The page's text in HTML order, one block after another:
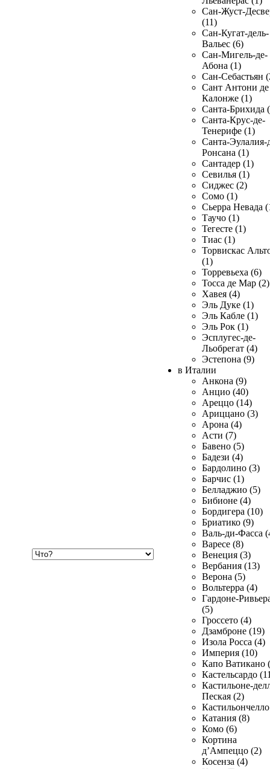
Сан-Жуст-
(11)
Сан-Кугат-дель-
Вальес (6)
Сан-Мигель-де-
Абона (1)
Сан-Себастьян
Сант Антони де
Калонже (1)
Санта-Брихида
Санта-Крус-де-
Тенерифе (1)
Санта-Эулалия-
Ронсана (1)
Сантадер (1)
Севилья (1)
Сиджес (2)
Сомо (1)
Сьерра Невада
Таучо (1)
Тегесте (1)
Тиас (1)
Торвискас
(1)
Торревьеха (6)
Тосса де Мар (2)
Хавея (4)
Эль Дуке (1)
Эль Кабле (1)
Эль Рок (1)
Эсплугес-де-
Льобрегат (4)
Эстепона (9)
в Италии
Анкона (9)
Анцио (40)
Ареццо (14)
Ариццано (3)
Арона (4)
Асти (7)
Бавено (5)
Бадези (4)
Бардолино (3)
Барчис (1)
Белладжио (5)
Бибионе (4)
Бордигера (10)
Бриатико (9)
Валь-ди-Фасса
Варесе (8)
Венеция (3)
Вербания (13)
Верона (5)
Вольтерра (4)
Гардоне-
(5)
Гроссето (4)
Дзамброне (19)
Изола Росса (4)
Империя (10)
Капо Ватикано
Кастельсардо
Кастильоне-
Пеская (2)
Катания (8)
Комо (6)
Кортина
д’Ампеццо (2)
Косенза (4)